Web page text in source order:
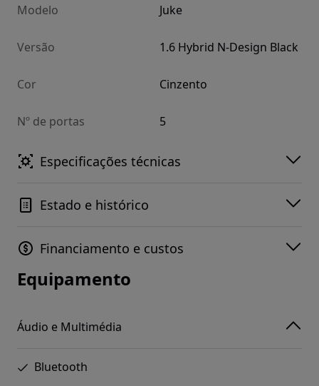
Modelo Juke
Versão 1.6 Hybrid N-Design Black
Cor Cinzento
Nº de portas 5
Especificações técnicas
Estado e histórico
Financiamento e custos
Equipamento
Áudio e Multimédia
Bluetooth